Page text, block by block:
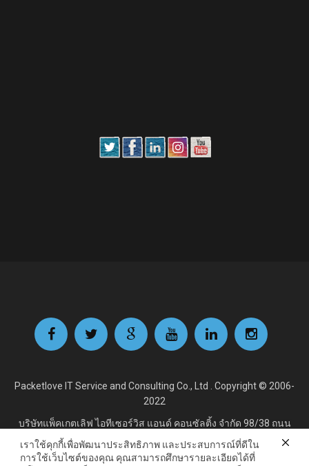
Packetlove IT Service and Consulting Co., Ltd . Copyright © 2006-
2022
บริษัทแพ็คเกตเลิฟ ไอทีเซอร์วิส แอนด์ คอนซัลติ้ง จำกัด 98/38 ถนน
สุขาภิบาล 5 ซอย 32 ( วัดพรฯ) แขวงออเงิน เขตสายไหม
กรุงเทพมหานคร 10220 [ เลขทะเบียนพาณิชย์ : 0105558157088 ]
เราใช้คุกกี้เพื่อพัฒนาประสิทธิภาพ และประสบการณ์ที่ดีใน
การใช้เว็บไซต์ของคุณ คุณสามารถศึกษารายละเอียดได้ที่